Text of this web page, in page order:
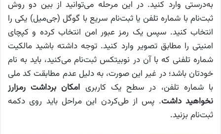
به‌درستی وارد کنید. در این مرحله می‌توانید از بین دو روش
ثبت‌نام با شماره تلفن یا ثبت‌نام سریع با گوگل (جی‌میل) یکی را
انتخاب کنید. سپس یک رمز عبور امن انتخاب کرده و کپچای
امنیتی را مطابق تصویر وارد کنید. توجه داشته باشید مالکیت
شماره تلفنی که با آن در نوبیتکس ثبت‌نام می‌کنید، باید به نام
خودتان باشد؛ در غیر این صورت، به دلیل عدم مطابقت کد ملی
با شماره تلفن، در سطح یک کاربری امکان برداشت رمزارز
نخواهید داشت. پس از طی‌کردن این مراحل باید روی دکمه
ثبت‌نام بزنید.